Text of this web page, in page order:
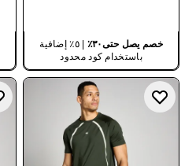
خصم يصل حتى٣٠٪
| ٥٪ إضافية
باستخدام كود محدود